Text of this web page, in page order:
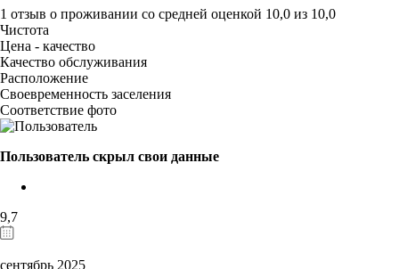
1 отзыв о проживании со средней оценкой 10,0 из 10,0
Чистота
Цена - качество
Качество обслуживания
Расположение
Своевременность заселения
Соответствие фото
Пользователь скрыл свои данные
9,7
сентябрь 2025